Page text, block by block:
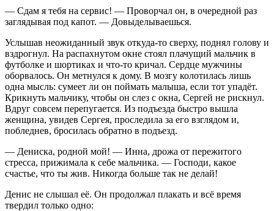
— Сдам я тебя на сервис! — Проворчал он, в очередной раз
заглядывая под капот. — Довыделываешься.
Услышав неожиданный звук откуда-то сверху, поднял голову и
вздрогнул. На распахнутом окне стоял плачущий мальчик в
футболке и шортиках и что-то кричал. Сердце мужчины
оборвалось. Он метнулся к дому. В мозгу колотилась лишь
одна мысль: сумеет ли он поймать малыша, если тот упадёт.
Крикнуть мальчику, чтобы он слез с окна, Сергей не рискнул.
Вдруг совсем перепугается. Из подъезда быстро вышла
женщина, увидев Сергея, проследила за его взглядом и,
побледнев, бросилась обратно в подъезд.
— Дениска, родной мой! — Инна, дрожа от пережитого
стресса, прижимала к себе мальчика. — Господи, какое
счастье, что ты жив. Никогда больше так не делай!
Денис не слышал её. Он продолжал плакать и всё время
твердил только одно: